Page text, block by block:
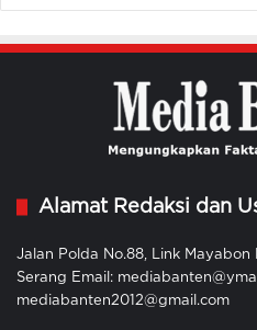
Alamat Redaksi dan
Jalan Polda No.88, Link
Serang Email:
mediabanten2012@gmail.com